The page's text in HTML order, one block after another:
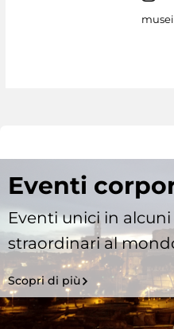
Eventi
Eventi unici in
straordinari al
Scopri di più